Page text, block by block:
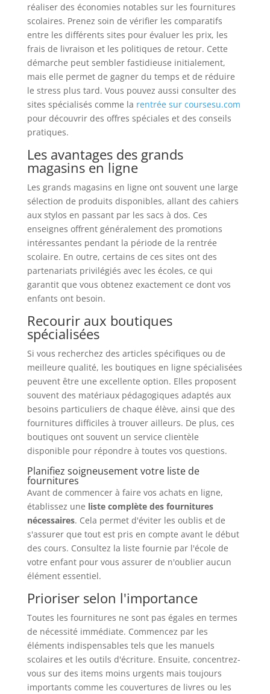
réaliser des économies notables sur les fournitures
scolaires. Prenez soin de vérifier les comparatifs
entre les différents sites pour évaluer les prix, les
frais de livraison et les politiques de retour. Cette
démarche peut sembler fastidieuse initialement,
mais elle permet de gagner du temps et de réduire
le stress plus tard. Vous pouvez aussi consulter des
sites spécialisés comme la rentrée sur coursesu.com
pour découvrir des offres spéciales et des conseils
pratiques.
Les avantages des grands
magasins en ligne
Les grands magasins en ligne ont souvent une large
sélection de produits disponibles, allant des cahiers
aux stylos en passant par les sacs à dos. Ces
enseignes offrent généralement des promotions
intéressantes pendant la période de la rentrée
scolaire. En outre, certains de ces sites ont des
partenariats privilégiés avec les écoles, ce qui
garantit que vous obtenez exactement ce dont vos
enfants ont besoin.
Recourir aux boutiques
spécialisées
Si vous recherchez des articles spécifiques ou de
meilleure qualité, les boutiques en ligne spécialisées
peuvent être une excellente option. Elles proposent
souvent des matériaux pédagogiques adaptés aux
besoins particuliers de chaque élève, ainsi que des
fournitures difficiles à trouver ailleurs. De plus, ces
boutiques ont souvent un service clientèle
disponible pour répondre à toutes vos questions.
Planifiez soigneusement votre liste de
fournitures
Avant de commencer à faire vos achats en ligne,
établissez une liste complète des fournitures
nécessaires. Cela permet d'éviter les oublis et de
s'assurer que tout est pris en compte avant le début
des cours. Consultez la liste fournie par l'école de
votre enfant pour vous assurer de n'oublier aucun
élément essentiel.
Prioriser selon l'importance
Toutes les fournitures ne sont pas égales en termes
de nécessité immédiate. Commencez par les
éléments indispensables tels que les manuels
scolaires et les outils d'écriture. Ensuite, concentrez-
vous sur des items moins urgents mais toujours
importants comme les couvertures de livres ou les